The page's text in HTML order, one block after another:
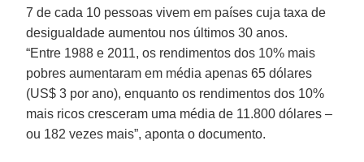
7 de cada 10 pessoas vivem em países cuja taxa de
desigualdade aumentou nos últimos 30 anos.
“Entre 1988 e 2011, os rendimentos dos 10% mais
pobres aumentaram em média apenas 65 dólares
(US$ 3 por ano), enquanto os rendimentos dos 10%
mais ricos cresceram uma média de 11.800 dólares –
ou 182 vezes mais”, aponta o documento.